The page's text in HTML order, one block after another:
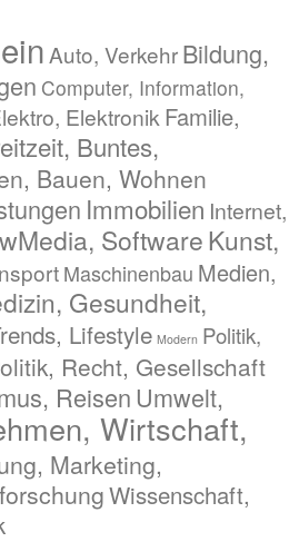
Auto, VerkehrBildung,
Computer, Information,
Elektronik Familie,
Buntes,
Bauen, Wohnen
Immobilien Internet,
SoftwareKunst,
Maschinenbau Medien,
Gesundheit,
Lifestyle Modern Politik,
Recht, Gesellschaft
Reisen Umwelt,
Wirtschaft,
Marketing,
Wissenschaft,